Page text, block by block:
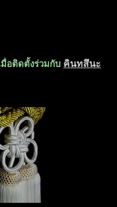
อติดตั้งร่วมกับ คินทสึนะ